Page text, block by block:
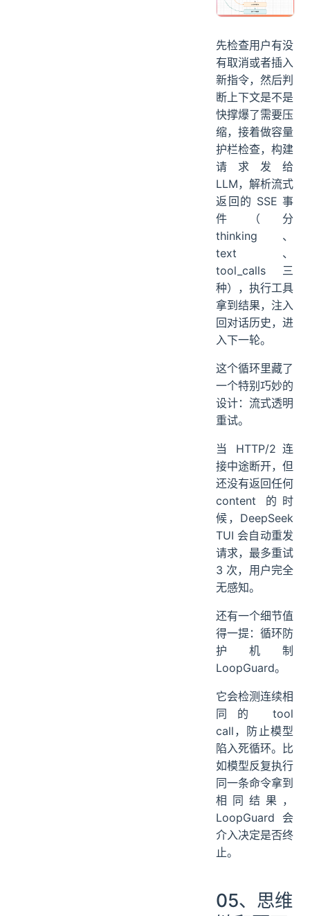
先检查用户有没
有取消或者插入
新指令，然后判
断上下文是不是
快撑爆了需要压
缩，接着做容量
护栏检查，构建
请求发给
LLM，解析流式
返回的 SSE 事
件（分
thinking、
text、
tool_calls 三
种），执行工具
拿到结果，注入
回对话历史，进
入下一轮。
这个循环里藏了
一个特别巧妙的
设计：流式透明
重试。
当 HTTP/2 连
接中途断开，但
还没有返回任何
content 的时
候，DeepSeek
TUI 会自动重发
请求，最多重试
3 次，用户完全
无感知。
还有一个细节值
得一提：循环防
护机制
LoopGuard。
它会检测连续相
同的 tool
call，防止模型
陷入死循环。比
如模型反复执行
同一条命令拿到
相同结果，
介入决定是否终
止。